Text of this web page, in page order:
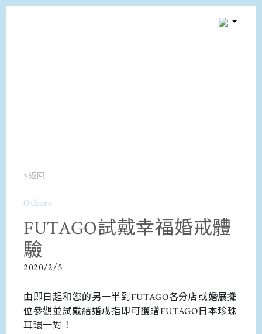
<返回
Others
FUTAGO試戴幸福婚戒體
驗
2020/2/5
由即日起和您的另一半到FUTAGO各分店或婚展攤
位參觀並試戴結婚戒指即可獲贈FUTAGO日本珍珠
耳環一對！